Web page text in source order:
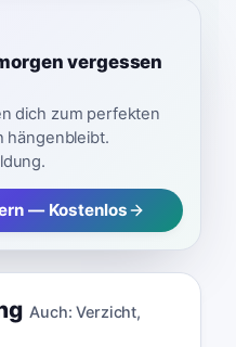
vergessen
dich zum perfekten
hängenbleibt.
— Kostenlos
Auch: Verzicht,